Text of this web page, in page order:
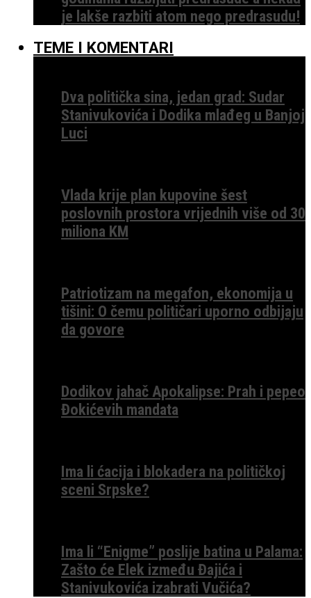
je lakše razbiti atom nego predrasudu!
TEME I KOMENTARI
Dva politička sina, jedan grad: Sudar
Stanivukovića i Dodika mlađeg u Banjoj
Luci
Vlada krije plan kupovine šest
poslovnih prostora vrijednih više od 30
miliona KM
Patriotizam na megafon, ekonomija u
tišini: O čemu političari uporno odbijaju
da govore
Dodikov jahač Apokalipse: Prah i pepeo
Đokićevih mandata
Ima li ćacija i blokadera na političkoj
sceni Srpske?
Ima li “Enigme” poslije batina u Palama:
Zašto će Elek između Đajića i
Stanivukovića izabrati Vučića?